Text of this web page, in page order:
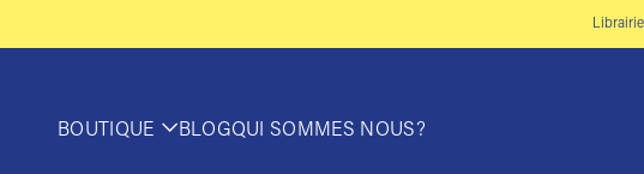
BOUTIQUE BLOGQUI SOMMES NOUS?